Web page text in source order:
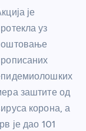
је
уз
заштите од
корона, а
је дао 101